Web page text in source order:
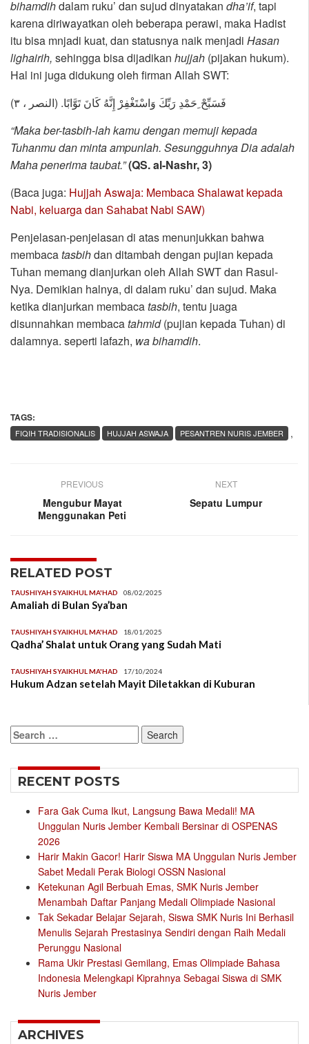
bihamdihdalam ruku’ dan sujud dinyatakan dha’if, tapi
karena diriwayatkan oleh beberapa perawi, maka Hadist
itu bisa mnjadi kuat, dan statusnya naik menjadi Hasan
lighairih, sehingga bisa dijadikan hujjah (pijakan hukum).
Hal ini juga didukung oleh firman Allah SWT:
فَسَبِّحْ ِحَمْدِ رَبِّكَ وَاسْتَغْفِرْ إِنَّهُ كَانَ تَوَّابًا. (النصر ، ٣)
“Maka ber-tasbih-lah kamu dengan memuji kepada
Tuhanmu dan minta ampunlah. Sesungguhnya Dia adalah
Maha penerima taubat.”(QS. al-Nashr, 3)
(Baca juga: Hujjah Aswaja: Membaca Shalawat kepada
Nabi, keluarga dan Sahabat Nabi SAW)
Penjelasan-penjelasan di atas menunjukkan bahwa
membacatasbihdan ditambah dengan pujian kepada
Tuhan memang dianjurkan oleh Allah SWT dan Rasul-
Nya. Demikian halnya, di dalam ruku’ dan sujud. Maka
ketika dianjurkan membacatasbih, tentu juaga
disunnahkan membacatahmid(pujian kepada Tuhan) di
dalamnya. seperti lafazh, wa bihamdih.
TAGS:
,
FIQIH TRADISIONALIS HUJJAH ASWAJA PESANTREN NURIS JEMBER
PREVIOUS
Mengubur Mayat
Menggunakan Peti
NEXT
Sepatu Lumpur
RELATED POST
TAUSHIYAH SYAIKHUL MA'HAD 08/02/2025
Amaliah di Bulan Sya’ban
TAUSHIYAH SYAIKHUL MA'HAD 18/01/2025
Qadha’ Shalat untuk Orang yang Sudah Mati
TAUSHIYAH SYAIKHUL MA'HAD 17/10/2024
Hukum Adzan setelah Mayit Diletakkan di Kuburan
Search
for:
RECENT POSTS
Fara Gak Cuma Ikut, Langsung Bawa Medali! MA
Unggulan Nuris Jember Kembali Bersinar di OSPENAS
2026
Harir Makin Gacor! Harir Siswa MA Unggulan Nuris Jember
Sabet Medali Perak Biologi OSSN Nasional
Ketekunan Agil Berbuah Emas, SMK Nuris Jember
Menambah Daftar Panjang Medali Olimpiade Nasional
Tak Sekadar Belajar Sejarah, Siswa SMK Nuris Ini Berhasil
Menulis Sejarah Prestasinya Sendiri dengan Raih Medali
Perunggu Nasional
Rama Ukir Prestasi Gemilang, Emas Olimpiade Bahasa
Indonesia Melengkapi Kiprahnya Sebagai Siswa di SMK
Nuris Jember
ARCHIVES